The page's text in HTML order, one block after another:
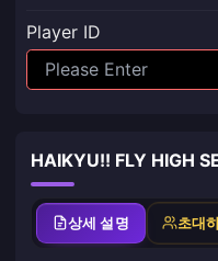
Player ID
HAIKYU!! FLY HIGH
상세 설명 초대